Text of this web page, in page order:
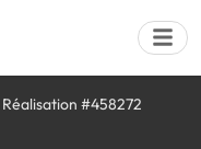
Réalisation #458272